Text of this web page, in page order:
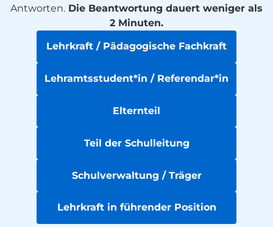
Antworten. Die Beantwortung dauert weniger als
2 Minuten.
Lehrkraft / Pädagogische Fachkraft
Lehramtsstudent*in / Referendar*in
Elternteil
Teil der Schulleitung
Schulverwaltung / Träger
Lehrkraft in führender Position